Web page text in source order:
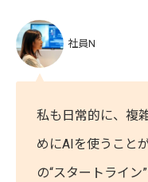
社員N
私も日常的に、複
めにAIを使うこと
の“スタートライン